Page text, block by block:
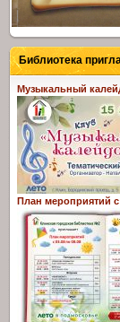
Библиотека
Музыкальный
План мероприятий с